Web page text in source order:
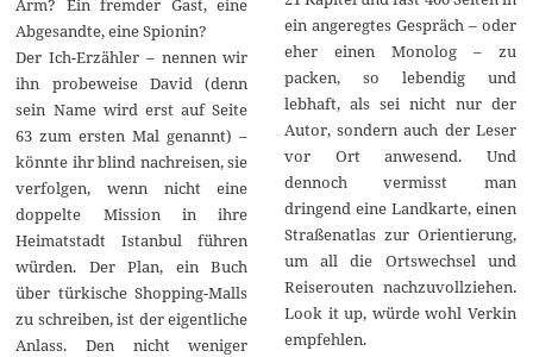
Arm? Ein fremder Gast, eine
Abgesandte, eine Spionin?
Der Ich-Erzähler – nennen wir
ihn probeweise David (denn
sein Name wird erst auf Seite
63 zum ersten Mal genannt) –
könnte ihr blind nachreisen, sie
verfolgen, wenn nicht eine
doppelte Mission in ihre
Heimatstadt Istanbul führen
würden. Der Plan, ein Buch
über türkische Shopping-Malls
zu schreiben, ist der eigentliche
Anlass. Den nicht weniger
ein angeregtes Gespräch – oder
eher einen Monolog – zu
packen, so lebendig und
lebhaft, als sei nicht nur der
Autor, sondern auch der Leser
vor Ort anwesend. Und
dennoch vermisst man
dringend eine Landkarte, einen
Straßenatlas zur Orientierung,
um all die Ortswechsel und
Reiserouten nachzuvollziehen.
Look it up, würde wohl Verkin
empfehlen.